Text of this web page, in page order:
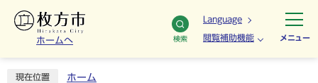
ホームへ 検索
Language
閲覧補助機能 メニュー
現在位置 ホーム